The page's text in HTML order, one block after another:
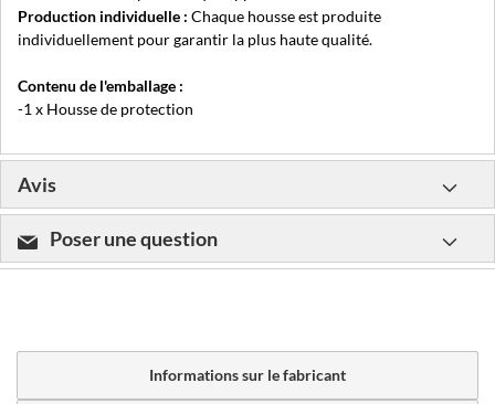
Production individuelle : Chaque housse est produite
individuellement pour garantir la plus haute qualité.
Contenu de l'emballage :
-1 x Housse de protection
Avis
Poser une question
Informations sur le fabricant